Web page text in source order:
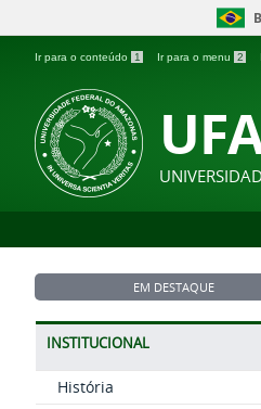
Ir para o conteúdo 1 Ir para o menu 2
EM DESTAQUE
INSTITUCIONAL
História